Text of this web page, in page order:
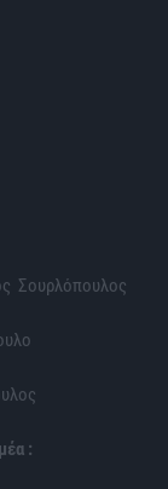
Σουρλόπουλος
: